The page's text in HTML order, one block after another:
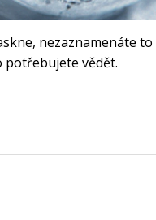
nezaznamenáte
potřebujete vědět.